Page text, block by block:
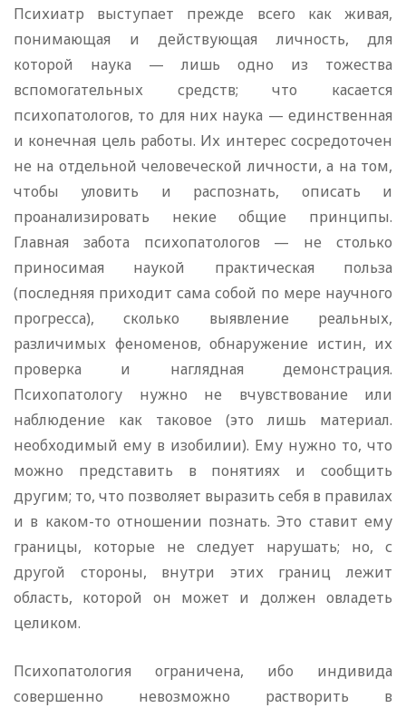
Психиатр выступает прежде всего как живая,
понимающая и действующая личность, для
которой наука — лишь одно из тожества
вспомогательных средств; что касается
психопатологов, то для них наука — единственная
и конечная цель работы. Их интерес сосредоточен
не на отдельной человеческой личности, а на том,
чтобы уловить и распознать, описать и
проанализировать некие общие принципы.
Главная забота психопатологов — не столько
приносимая наукой практическая польза
(последняя приходит сама собой по мере научного
прогресса), сколько выявление реальных,
различимых феноменов, обнаружение истин, их
проверка и наглядная демонстрация.
Психопатологу нужно не вчувствование или
наблюдение как таковое (это лишь материал.
необходимый ему в изобилии). Ему нужно то, что
можно представить в понятиях и сообщить
другим; то, что позволяет выразить себя в правилах
и в каком-то отношении познать. Это ставит ему
границы, которые не следует нарушать; но, с
другой стороны, внутри этих границ лежит
область, которой он может и должен овладеть
целиком.
Психопатология ограничена, ибо индивида
совершенно невозможно растворить в